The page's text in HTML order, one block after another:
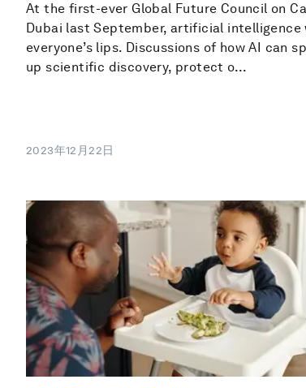
At the first-ever Global Future Council on
Dubai last September, artificial intelligence
everyone’s lips. Discussions of how AI can
up scientific discovery, protect o...
2023年12月22日